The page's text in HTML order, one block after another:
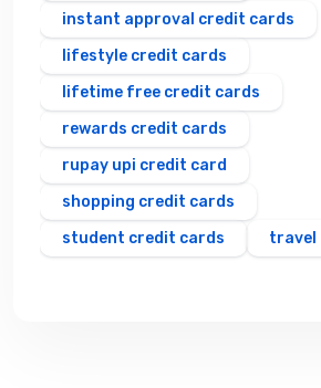
instant approval credit cards
lifestyle credit cards
lifetime free credit cards
rewards credit cards
rupay upi credit card
shopping credit cards
student credit cards
travel